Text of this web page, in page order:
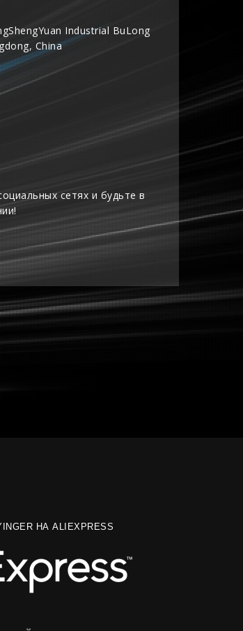
Industrial BuLong
China
сетях и будьте в
НА ALIEXPRESS